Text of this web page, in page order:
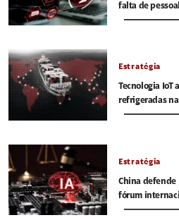
falta de
Estratégia
Tecnologia IoT
refrigeradas
Estratégia
China defende
fórum